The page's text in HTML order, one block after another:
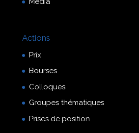
Actions
Prix
Bourses
Colloques
Groupes thématiques
Prises de position